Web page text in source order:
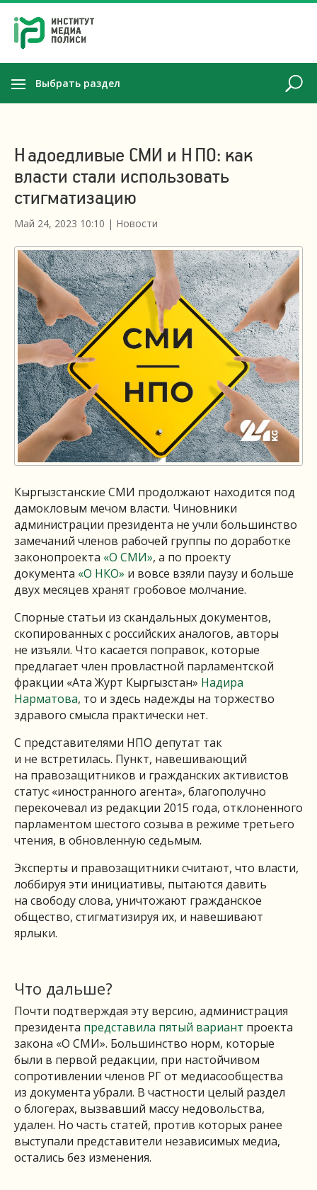
Выбрать раздел
Надоедливые СМИ и НПО: как
власти стали использовать
стигматизацию
Май 24, 2023 10:10 | Новости
Кыргызстанские СМИ продолжают находится под
дамокловым мечом власти. Чиновники
администрации президента не учли большинство
замечаний членов рабочей группы по доработке
законопроекта «О СМИ», а по проекту
документа «О НКО» и вовсе взяли паузу и больше
двух месяцев хранят гробовое молчание.
Спорные статьи из скандальных документов,
скопированных с российских аналогов, авторы
не изъяли. Что касается поправок, которые
предлагает член провластной парламентской
фракции «Ата Журт Кыргызстан» Надира
Нарматова, то и здесь надежды на торжество
здравого смысла практически нет.
С представителями НПО депутат так
и не встретилась. Пункт, навешивающий
на правозащитников и гражданских активистов
статус «иностранного агента», благополучно
перекочевал из редакции 2015 года, отклоненного
парламентом шестого созыва в режиме третьего
чтения, в обновленную седьмым.
Эксперты и правозащитники считают, что власти,
лоббируя эти инициативы, пытаются давить
на свободу слова, уничтожают гражданское
общество, стигматизируя их, и навешивают
ярлыки.
Что дальше?
Почти подтверждая эту версию, администрация
президента представила пятый вариант проекта
закона «О СМИ». Большинство норм, которые
были в первой редакции, при настойчивом
сопротивлении членов РГ от медиасообщества
из документа убрали. В частности целый раздел
о блогерах, вызвавший массу недовольства,
удален. Но часть статей, против которых ранее
выступали представители независимых медиа,
остались без изменения.